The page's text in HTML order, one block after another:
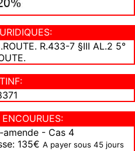
R.433-7 §III AL.2 5°
amende - Cas 4
135€ A payer sous 45 jours